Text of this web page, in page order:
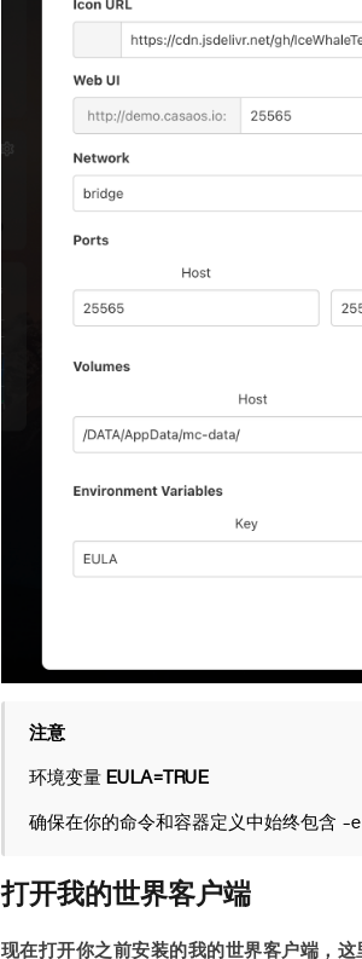
注意
环境变量 EULA=TRUE
确保在你的命令和容器定义中始终包含 -e
打开我的世界客户端
现在打开你之前安装的我的世界客户端，